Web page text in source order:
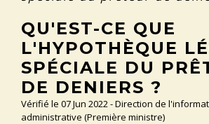
QU'EST-CE QUE
L'HYPOTHÈQUE
SPÉCIALE DU
DE DENIERS ?
Vérifié le 07 Jun 2022 - Direction de
administrative (Première ministre)